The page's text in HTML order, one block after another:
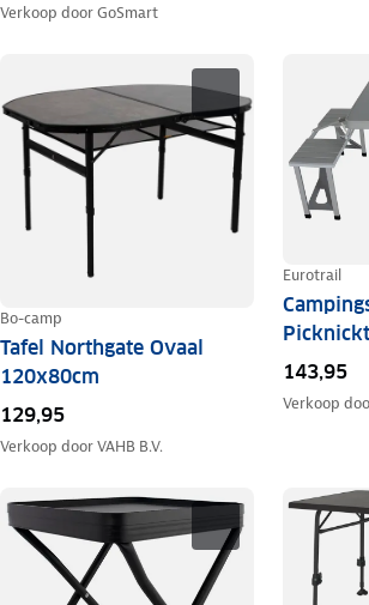
Verkoop doorGoSmart
Bo-camp
Tafel Northgate Ovaal
120x80cm
129,95
Verkoop doorVAHB B.V.
Eurotrail
143,95
Verkoop